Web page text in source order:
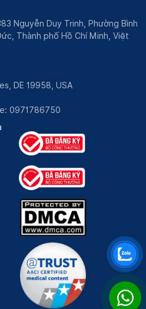
Nguyễn Duy Trinh, Phường Bình
Thành phố Hồ Chí Minh, Việt
DE 19958, USA
0971786750